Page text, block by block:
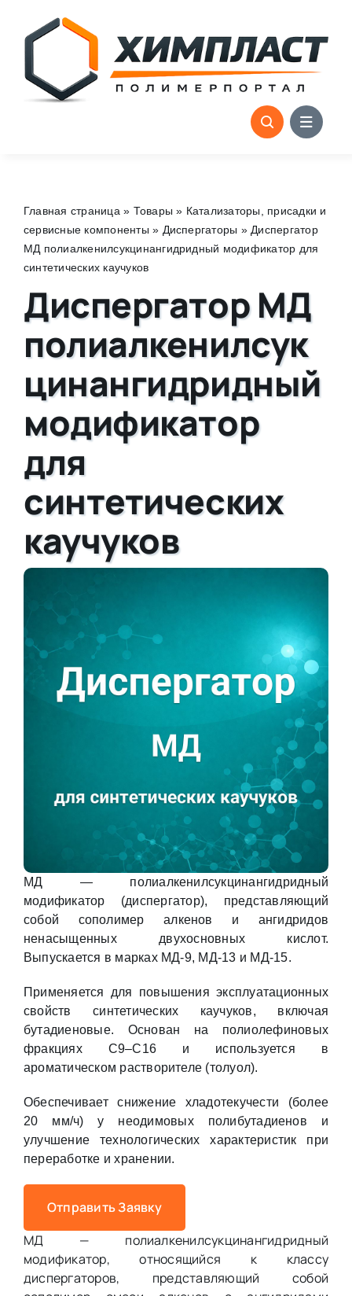
content
Главная страница » Товары » Катализаторы, присадки и
сервисные компоненты » Диспергаторы » Диспергатор
МД полиалкенилсукцинангидридный модификатор для
синтетических каучуков
Диспергатор МД
полиалкенилсук
цинангидридный
модификатор
для
синтетических
каучуков
МД — полиалкенилсукцинангидридный
модификатор (диспергатор), представляющий
собой сополимер алкенов и ангидридов
ненасыщенных двухосновных кислот.
Выпускается в марках МД-9, МД-13 и МД-15.
Применяется для повышения эксплуатационных
свойств синтетических каучуков, включая
бутадиеновые. Основан на полиолефиновых
фракциях С9–С16 и используется в
ароматическом растворителе (толуол).
Обеспечивает снижение хладотекучести (более
20 мм/ч) у неодимовых полибутадиенов и
улучшение технологических характеристик при
переработке и хранении.
Отправить Заявку
МД — полиалкенилсукцинангидридный
модификатор, относящийся к классу
диспергаторов, представляющий собой